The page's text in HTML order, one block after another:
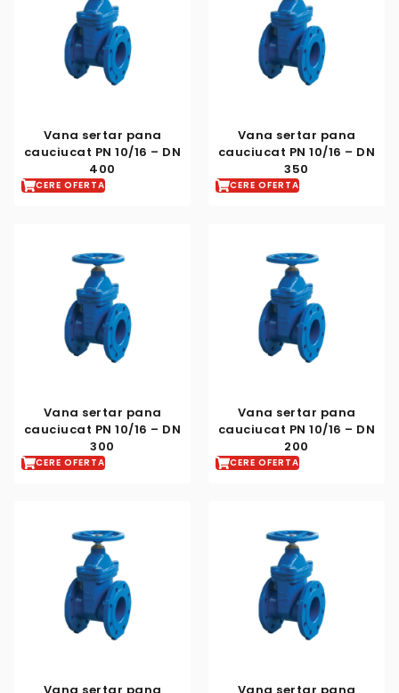
Vana sertar pana
cauciucat PN 10/16 – DN
400
CERE OFERTA
Vana sertar pana
cauciucat PN 10/16 – DN
350
CERE OFERTA
Vana sertar pana
cauciucat PN 10/16 – DN
300
CERE OFERTA
Vana sertar pana
cauciucat PN 10/16 – DN
200
CERE OFERTA